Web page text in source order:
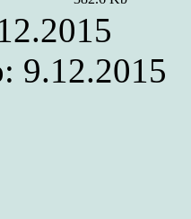
9.12.2015